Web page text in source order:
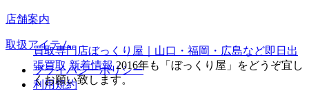
店舗案内
取扱アイテム
プライバシーポリシー
利用規約
買取専門店ぼっくり屋｜山口・福岡・広島など即日出
張買取 新着情報 2016年も「ぼっくり屋」をどうぞ宜し
くお願い致します。